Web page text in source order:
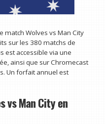
match Wolves vs Man City
sur les 380 matchs de
est accessible via une
ainsi que sur Chromecast
Un forfait annuel est
vs Man City en